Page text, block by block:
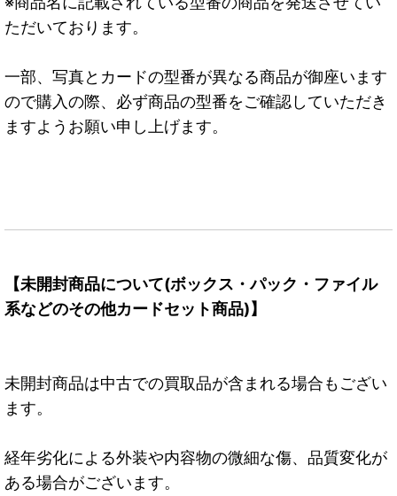
ただいております。
一部、写真とカードの型番が異なる商品が御座います
ので購入の際、必ず商品の型番をご確認していただき
ますようお願い申し上げます。
【未開封商品について(ボックス・パック・ファイル
系などのその他カードセット商品)】
未開封商品は中古での買取品が含まれる場合もござい
ます。
経年劣化による外装や内容物の微細な傷、品質変化が
ある場合がございます。